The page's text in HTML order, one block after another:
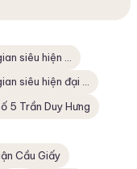
siêu hiện ...
siêu hiện đại ...
5 Trần Duy Hưng
Cầu Giấy